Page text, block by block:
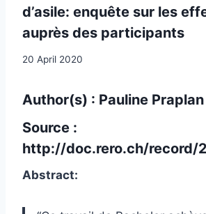
d’asile: enquête sur les
auprès des participants
20 April 2020
Author(s) : Pauline Praplan
Source :
http://doc.rero.ch/record/
Abstract: